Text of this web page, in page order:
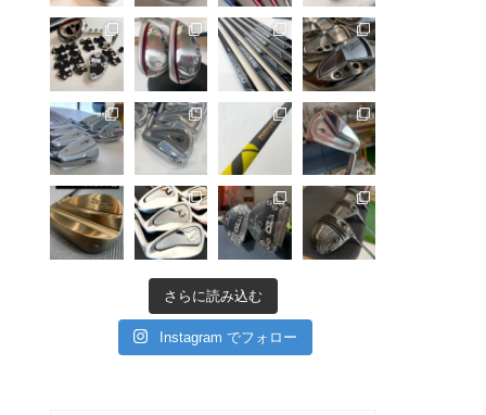
さらに読み込む
Instagram でフォロー